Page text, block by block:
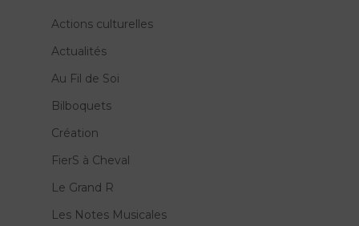
Actions culturelles
Actualités
Au Fil de Soi
Bilboquets
Création
FierS à Cheval
Le Grand R
Les Notes Musicales